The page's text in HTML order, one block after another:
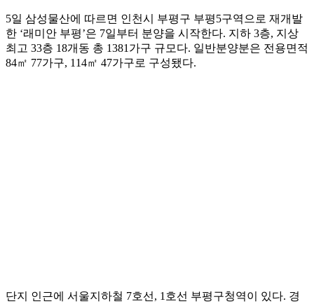
5일 삼성물산에 따르면 인천시 부평구 부평5구역으로 재개발
한 ‘래미안 부평’은 7일부터 분양을 시작한다. 지하 3층, 지상
최고 33층 18개동 총 1381가구 규모다. 일반분양분은 전용면적
84㎡ 77가구, 114㎡ 47가구로 구성됐다.
단지 인근에 서울지하철 7호선, 1호선 부평구청역이 있다. 경